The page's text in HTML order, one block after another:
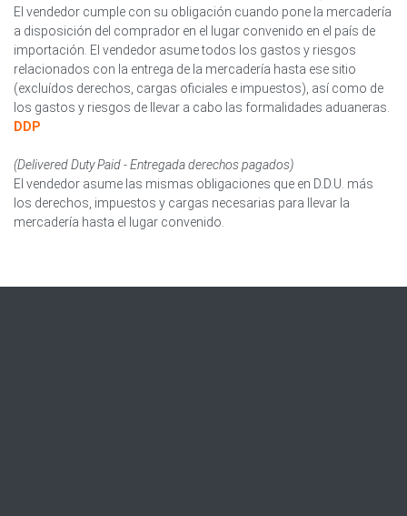
El vendedor cumple con su obligación cuando pone la mercadería
a disposición del comprador en el lugar convenido en el país de
importación. El vendedor asume todos los gastos y riesgos
relacionados con la entrega de la mercadería hasta ese sitio
(excluídos derechos, cargas oficiales e impuestos), así como de
los gastos y riesgos de llevar a cabo las formalidades aduaneras.
DDP
(Delivered Duty Paid - Entregada derechos pagados)
El vendedor asume las mismas obligaciones que en D.D.U. más
los derechos, impuestos y cargas necesarias para llevar la
mercadería hasta el lugar convenido.